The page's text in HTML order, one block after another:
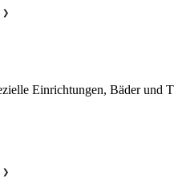
Einrichtungen, Bäder und
❯
❯